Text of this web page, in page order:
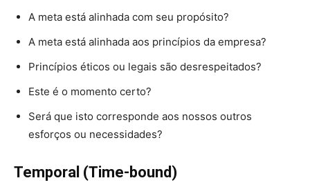
A meta está alinhada com seu propósito?
A meta está alinhada aos princípios da empresa?
Princípios éticos ou legais são desrespeitados?
Este é o momento certo?
Será que isto corresponde aos nossos outros
esforços ou necessidades?
Temporal (Time-bound)